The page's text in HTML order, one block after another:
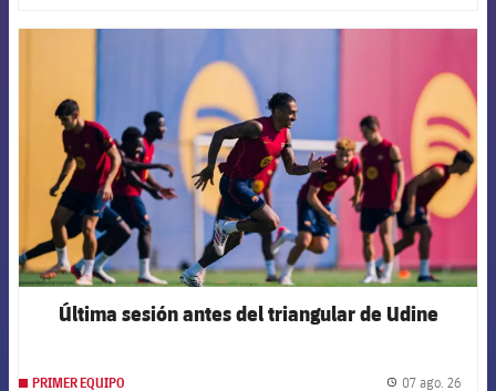
Última sesión antes del triangular de Udine
PRIMER EQUIPO 07 ago. 26